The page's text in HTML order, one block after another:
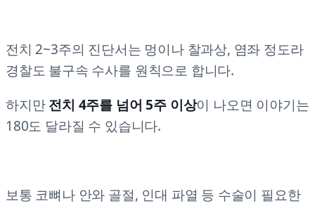
전치 2~3주의 진단서는 멍이나 찰과상, 염좌 정도라
경찰도 불구속 수사를 원칙으로 합니다.
하지만전치 4주를 넘어 5주 이상이 나오면 이야기는
180도 달라질 수 있습니다.
보통 코뼈나 안와 골절, 인대 파열 등 수술이 필요한